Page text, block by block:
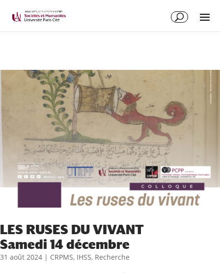
LES RUSES DU VIVANT
Samedi 14 décembre
31 août 2024 | CRPMS, IHSS, Recherche